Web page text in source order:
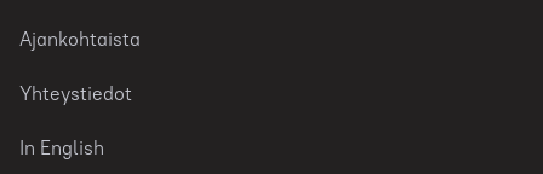
Ajankohtaista
Yhteystiedot
In English